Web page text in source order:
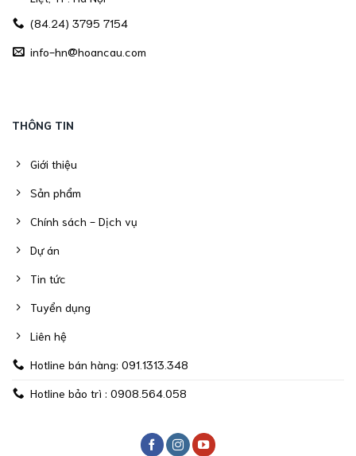
(84.24) 3795 7154
info-hn@hoancau.com
THÔNG TIN
Giới thiệu
Sản phẩm
Chính sách - Dịch vụ
Dự án
Tin tức
Tuyển dụng
Liên hệ
Hotline bán hàng: 091.1313.348
Hotline bảo trì : 0908.564.058